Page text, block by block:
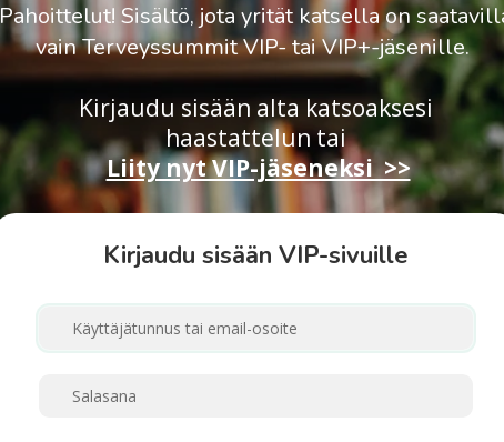
Pahoittelut! Sisältö, jota yrität katsella on
vain Terveyssummit VIP- tai VIP+-jäsenille.
Kirjaudu sisään alta katsoaksesi
haastatteluntai
Liity nyt VIP-jäseneksi >>
Kirjaudu sisään VIP-sivuille